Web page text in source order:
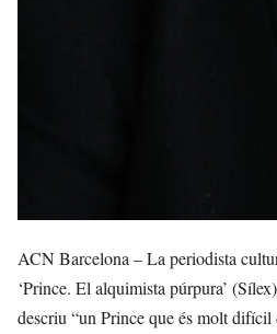
ACN Barcelona – La periodista
‘Prince. El alquimista púrpura’
descriu “un Prince que és molt difícil